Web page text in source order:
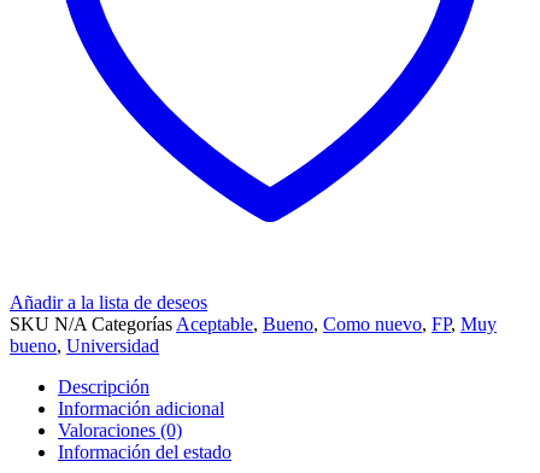
Añadir a la lista de deseos
SKU N/A Categorías Aceptable, Bueno, Como nuevo, FP, Muy
bueno, Universidad
Descripción
Información adicional
Valoraciones (0)
Información del estado